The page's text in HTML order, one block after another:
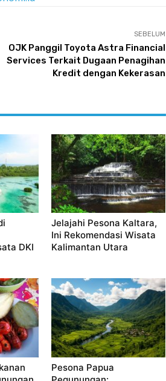
SEBELUM
OJK Panggil Toyota Astra Financial
Services Terkait Dugaan Penagihan
Kredit dengan Kekerasan
DKI
Jelajahi Pesona Kaltara,
Ini Rekomendasi Wisata
Kalimantan Utara
Pesona Papua